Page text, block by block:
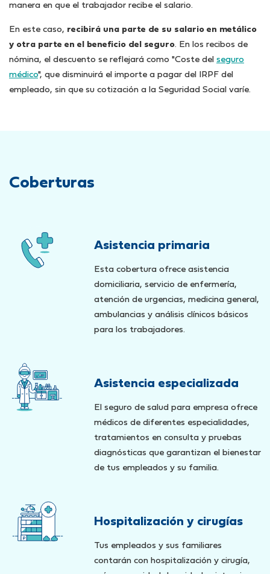
manera en que el trabajador recibe el salario.
En este caso, recibirá una parte de su salario en metálico
y otra parte en el beneficio del seguro. En los recibos de
nómina, el descuento se reflejará como "Coste del seguro
médico", que disminuirá el importe a pagar del IRPF del
empleado, sin que su cotización a la Seguridad Social varíe.
Coberturas
Asistencia primaria
Esta cobertura ofrece asistencia
domiciliaria, servicio de enfermería,
atención de urgencias, medicina general,
ambulancias y análisis clínicos básicos
para los trabajadores.
Asistencia especializada
El seguro de salud para empresa ofrece
médicos de diferentes especialidades,
tratamientos en consulta y pruebas
diagnósticas que garantizan el bienestar
de tus empleados y su familia.
Hospitalización y cirugías
Tus empleados y sus familiares
contarán con hospitalización y cirugía,